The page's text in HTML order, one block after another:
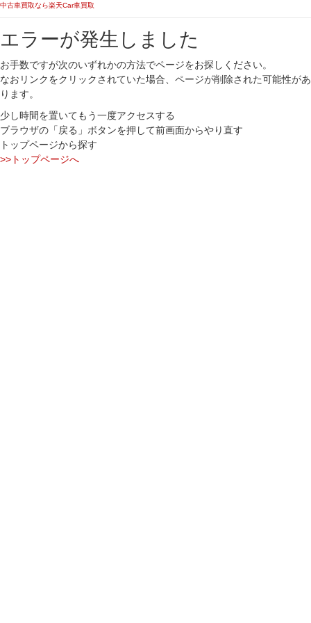
中古車買取なら楽天Car車買取
エラーが発生しました
お手数ですが次のいずれかの方法でページをお探しください。
なおリンクをクリックされていた場合、ページが削除された可能性があ
ります。
少し時間を置いてもう一度アクセスする
ブラウザの「戻る」ボタンを押して前画面からやり直す
トップページから探す
>>トップページへ